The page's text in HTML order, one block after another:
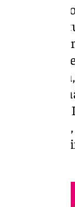
horas, la
de
calles del
Obispo,